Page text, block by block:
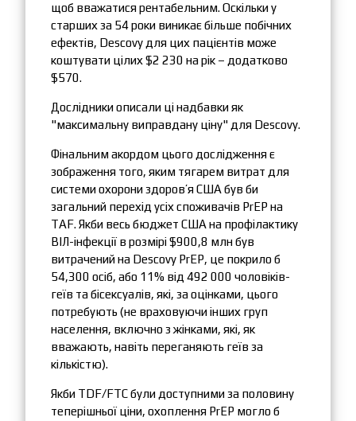
щоб вважатися рентабельним. Оскільки у
старших за 54 роки виникає більше побічних
ефектів, Descovy для цих пацієнтів може
коштувати цілих $2 230 на рік – додатково
$570.
Дослідники описали ці надбавки як
"максимальну виправдану ціну" для Descovy.
Фінальним акордом цього дослідження є
зображення того, яким тягарем витрат для
системи охорони здоров’я США був би
загальний перехід усіх споживачів PrEP на
TAF. Якби весь бюджет США на профілактику
ВІЛ-інфекції в розмірі $900,8 млн був
витрачений на Descovy PrEP, це покрило б
54,300 осіб, або 11% від 492 000 чоловіків-
геїв та бісексуалів, які, за оцінками, цього
потребують (не враховуючи інших груп
населення, включно з жінками, які, як
вважають, навіть переганяють геїв за
кількістю).
Якби TDF/FTC були доступними за половину
теперішньої ціни, охоплення PrEP могло б